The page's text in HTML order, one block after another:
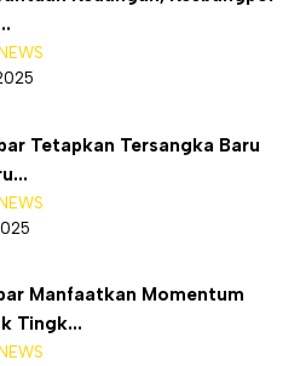
Tetapkan Tersangka Baru
Manfaatkan Momentum
Tingk...